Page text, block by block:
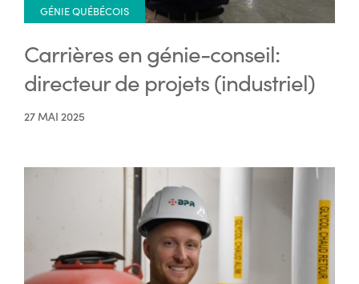
GÉNIE QUÉBÉCOIS
Carrières en génie-conseil:
directeur de projets (industriel)
27 MAI 2025